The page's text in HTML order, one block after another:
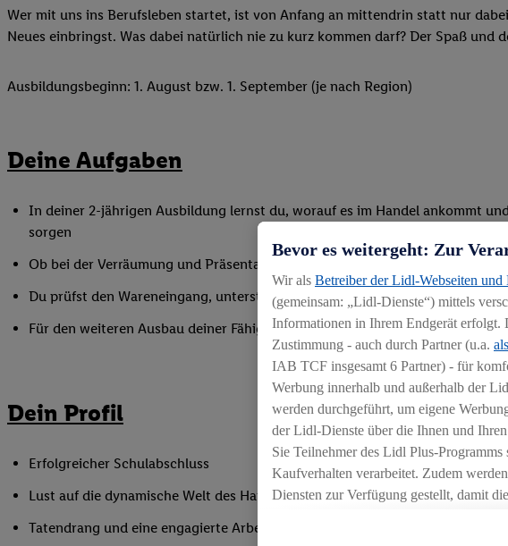
Wer mit uns ins Berufsleben startet, ist von Anfang an mittendrin statt nur
Neues einbringst. Was dabei natürlich nie zu kurz kommen darf? Der Spaß und
Ausbildungsbeginn: 1. August bzw. 1. September (je nach Region)
Deine Aufgaben
In deiner 2-jährigen Ausbildung lernst du, worauf es im Handel ankommt
sorgen
Ob bei der Verräumung und Präsentation der Ware, beim Backen oder beim
Du prüfst den Wareneingang, unterstützt bei Inventurarbeiten und stehst
Für den weiteren Ausbau deiner Fähigkeiten nimmst du an Schulungen und
Dein Profil
Erfolgreicher Schulabschluss
Lust auf die dynamische Welt des Handels
Tatendrang und eine engagierte Arbeitsweise
Bevor es weitergeht: Zur
Wir als Betreiber der Lidl-Webseiten
(gemeinsam: „Lidl-Dienste“) mittels
Informationen in Ihrem Endgerät erfolgt.
Zustimmung - auch durch Partner (u.a.
IAB TCF insgesamt 6 Partner) - für
Werbung innerhalb und außerhalb der
werden durchgeführt, um eigene
der Lidl-Dienste über die Ihnen und
Sie Teilnehmer des Lidl Plus-
Kaufverhalten verarbeitet. Zudem
Diensten zur Verfügung gestellt, damit
Die Erstellung personalisierter